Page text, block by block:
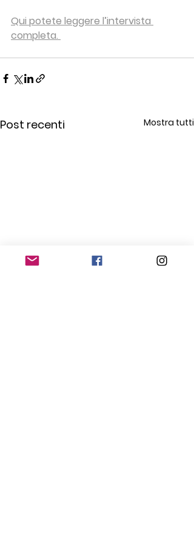
Qui potete leggere l’intervista
completa.
Post recenti Mostra tutti